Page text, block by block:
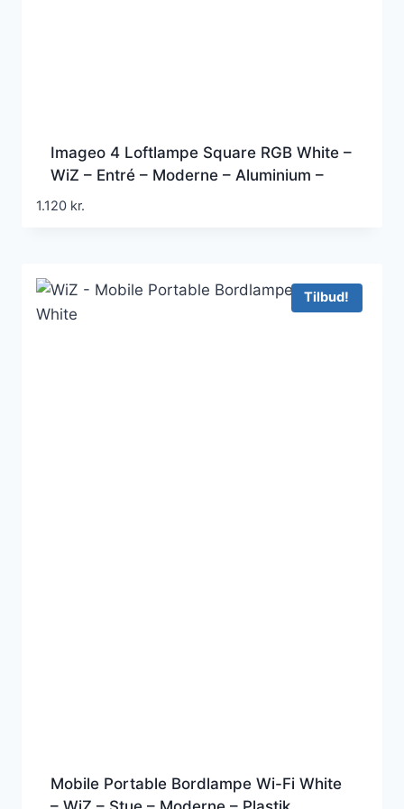
Imageo 4 Loftlampe Square RGB White –
WiZ – Entré – Moderne – Aluminium –
Med flere lyskilder
1.120 kr.
Tilbud!
Mobile Portable Bordlampe Wi-Fi White